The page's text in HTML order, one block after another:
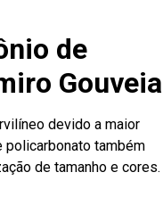
de
Gouveia
devido a maior
também
de tamanho e cores.